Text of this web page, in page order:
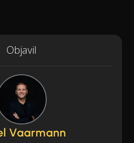
Objavil
Vaarmann